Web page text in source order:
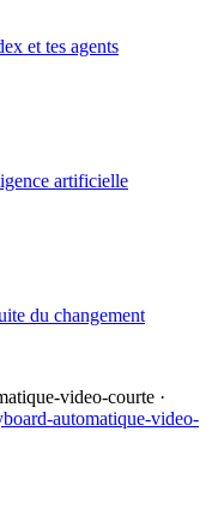
et tes agents
artificielle
du changement
video-courte ·
automatique-video-